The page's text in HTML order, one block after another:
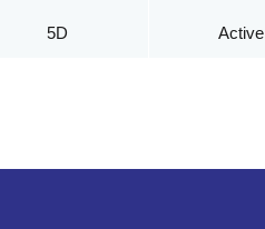
5D Active